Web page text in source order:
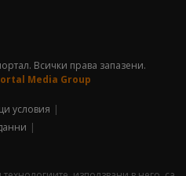
Всички права запазени.
Media Group
условия